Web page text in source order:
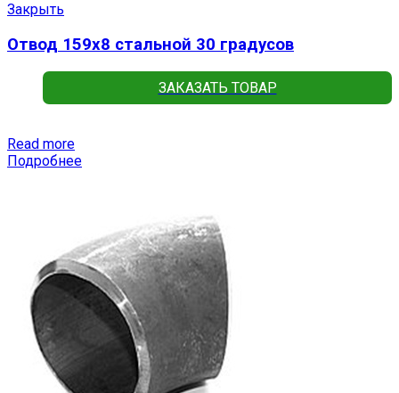
Закрыть
Отвод 159х8 стальной 30 градусов
ЗАКАЗАТЬ ТОВАР
Read more
Подробнее